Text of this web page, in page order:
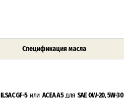
Спецификация масла
ILSAC GF-5илиACEA A5для SAE 0W-20, 5W-30